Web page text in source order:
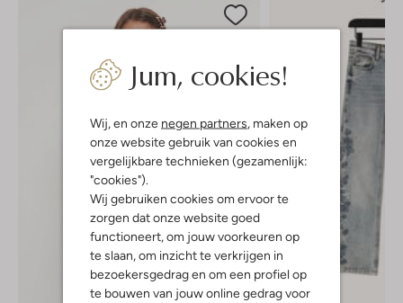
Jum, cookies!
Wij, en onze negen partners, maken op
onze website gebruik van cookies en
vergelijkbare technieken (gezamenlijk:
"cookies").
Wij gebruiken cookies om ervoor te
zorgen dat onze website goed
functioneert, om jouw voorkeuren op
te slaan, om inzicht te verkrijgen in
bezoekersgedrag en om een profiel op
te bouwen van jouw online gedrag voor